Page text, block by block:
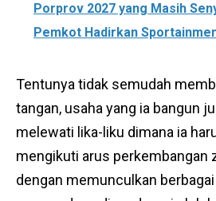
Porprov 2027 yang Masih
Pemkot Hadirkan
Tentunya tidak semudah
tangan, usaha yang ia bangun
melewati lika-liku dimana ia
mengikuti arus perkembangan
dengan memunculkan